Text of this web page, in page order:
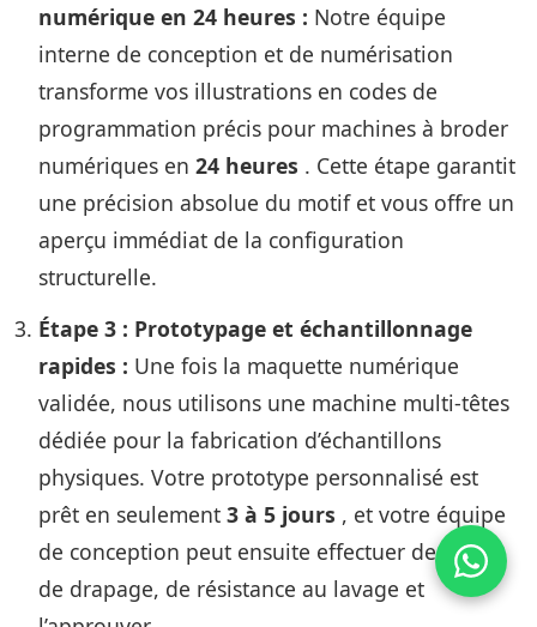
numérique en 24 heures : Notre équipe
interne de conception et de numérisation
transforme vos illustrations en codes de
programmation précis pour machines à broder
numériques en 24 heures . Cette étape garantit
une précision absolue du motif et vous offre un
aperçu immédiat de la configuration
structurelle.
Étape 3 : Prototypage et échantillonnage
rapides : Une fois la maquette numérique
validée, nous utilisons une machine multi-têtes
dédiée pour la fabrication d’échantillons
physiques. Votre prototype personnalisé est
prêt en seulement 3 à 5 jours , et votre équipe
de conception peut ensuite effectuer des tests
de drapage, de résistance au lavage et